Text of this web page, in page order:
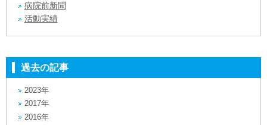
病院前新聞
活動実績
過去の記事
2023年
2017年
2016年